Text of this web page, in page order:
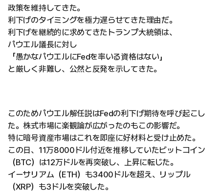
政策を維持してきた。
利下げのタイミングを極力遅らせてきた理由だ。
利下げを継続的に求めてきたトランプ大統領は、
パウエル議長に対し
「愚かなパウエルにFedを率いる資格はない」
と厳しく非難し、公然と反発を示してきた。
このためパウエル解任説はFedの利下げ期待を呼び起こし
た。株式市場に楽観論が広がったのもこの影響だ。
特に暗号資産市場はこれを即座に好材料と受け止めた。
この日、11万8000ドル付近を推移していたビットコイン
（BTC）は12万ドルを再突破し、上昇に転じた。
イーサリアム（ETH）も3400ドルを超え、リップル
（XRP）も3ドルを突破した。